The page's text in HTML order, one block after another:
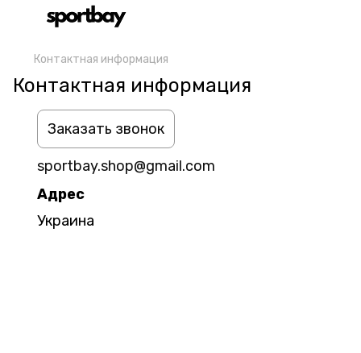
Контактная информация
Контактная информация
Заказать звонок
sportbay.shop@gmail.com
Адрес
Украина